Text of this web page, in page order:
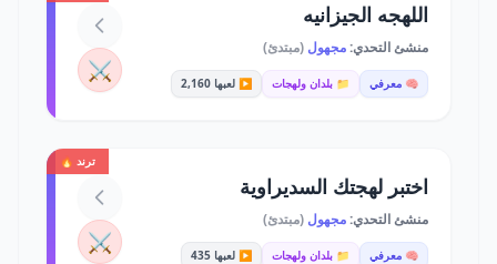
اللهجه الجيزانيه
منشئ التحدي:مجهول (مبتدئ)
🧠 معرفي 📁 بلدان ولهجات ▶️ لعبها 2,160 ⚔️
ترند 🔥
اختبر لهجتك السديراوية
منشئ التحدي:مجهول (مبتدئ)
🧠 معرفي 📁 بلدان ولهجات ▶️ لعبها 435 ⚔️